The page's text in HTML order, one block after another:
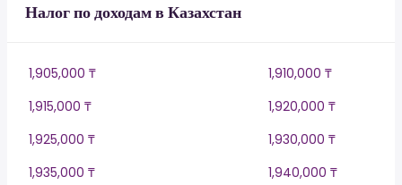
Налог по доходам в Казахстан
1,905,000 ₸
1,910,000 ₸
1,915,000 ₸
1,920,000 ₸
1,925,000 ₸
1,930,000 ₸
1,935,000 ₸
1,940,000 ₸